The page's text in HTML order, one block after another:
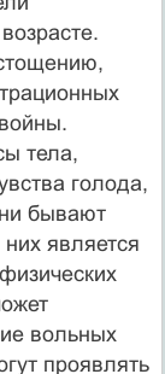
тела,
голода,
бывают
является
вольных
проявлять